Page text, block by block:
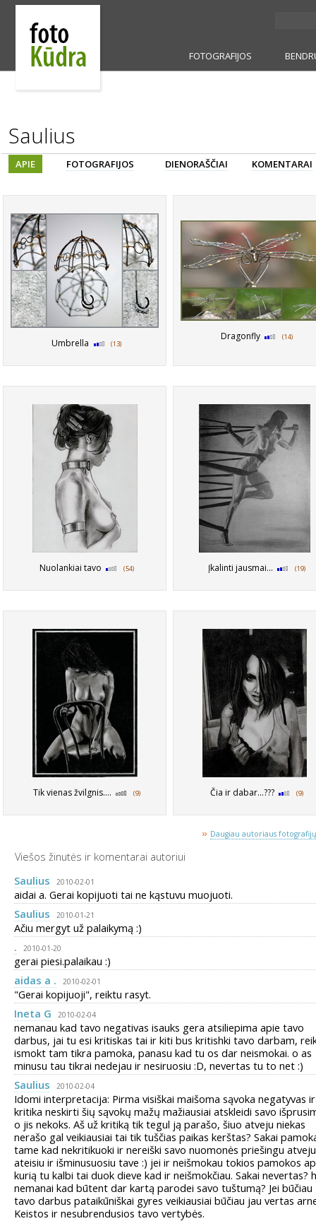
FOTOGRAFIJOS
Saulius
APIE FOTOGRAFIJOS DIENORAŠČIAI KOMENTARAI
Umbrella (13)
Dragonfly (14)
Nuolankiai tavo (54) Įkalinti jausmai... (19)
Tik vienas žvilgnis.... (9) Čia ir dabar...??? (9)
» Daugiau autoriaus
Viešos žinutės ir komentarai autoriui
Saulius
2010-02-01
aidai a. Gerai kopijuoti tai ne kąstuvu muojuoti.
Saulius
2010-01-21
Ačiu mergyt už palaikymą :)
.
2010-01-20
gerai piesi.palaikau :)
aidas a .
2010-02-01
"Gerai kopijuoji", reiktu rasyt.
Ineta G
2010-02-04
nemanau kad tavo negativas isauks gera atsiliepima apie tavo
darbus, jai tu esi kritiskas tai ir kiti bus kritishki tavo darbam,
ismokt tam tikra pamoka, panasu kad tu os dar neismokai. o as
minusu tau tikrai nedejau ir nesiruosiu :D, nevertas tu to net :)
Saulius
2010-02-04
Idomi interpretacija: Pirma visiškai maišoma sąvoka negatyvas ir
kritika neskirti šių sąvokų mažų mažiausiai atskleidi savo
o jis nekoks. Aš už kritiką tik tegul ją parašo, šiuo atveju niekas
nerašo gal veikiausiai tai tik tuščias paikas kerštas? Sakai
tame kad nekritikuoki ir nereiški savo nuomonės priešingu atveju
ateisiu ir išminusuosiu tave :) jei ir neišmokau tokios pamokos
kurią tu kalbi tai duok dieve kad ir neišmokčiau. Sakai nevertas?
nemanai kad būtent dar kartą parodei savo tuštumą? Jei būčiau
tavo darbus pataikūniškai gyres veikiausiai būčiau jau vertas
Keistos ir nesubrendusios tavo vertybės.